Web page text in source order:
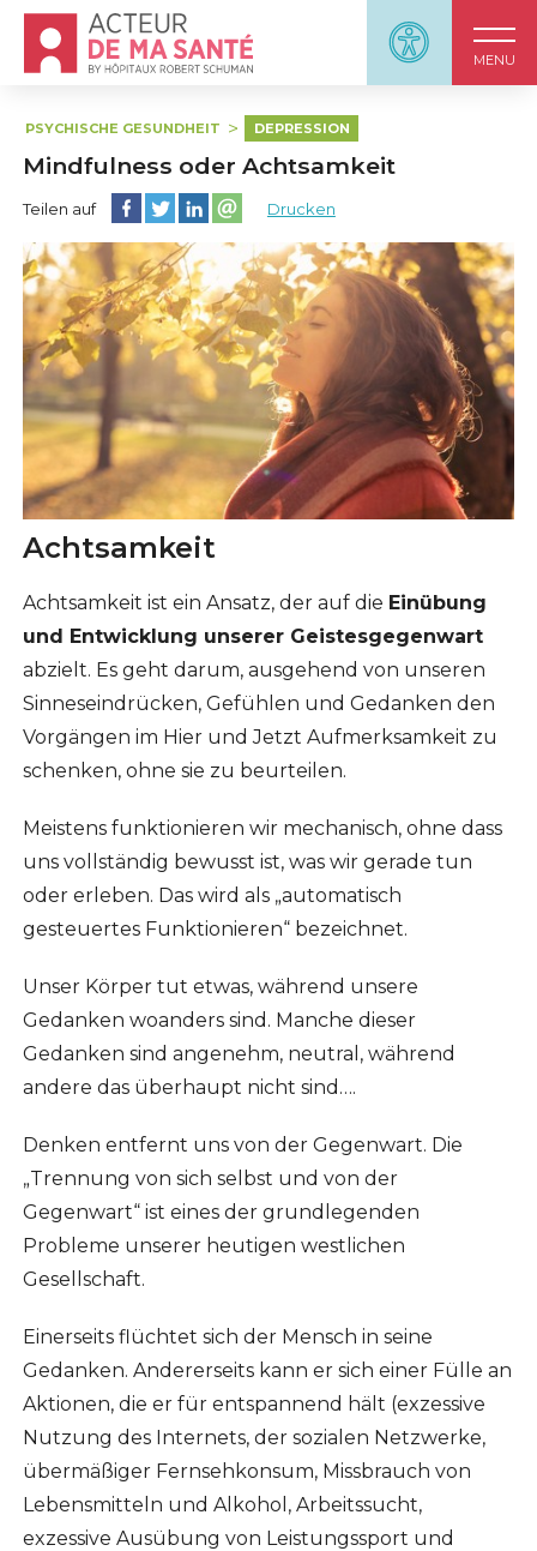
Panneau
MENU
Accueil - Acteur de ma santé, by HôpitauxRobert
PSYCHISCHE GESUNDHEIT DEPRESSION
Mindfulness oder Achtsamkeit
Teilen auf Diese Seite auf Facebook teilen
Diese Seite auf Twitter teilen
Diese Seite auf LinkedIn teilen
Partager cette page sur email
Drucken
Achtsamkeit
Achtsamkeit ist ein Ansatz, der auf die Einübung
und Entwicklung unserer Geistesgegenwart
abzielt. Es geht darum, ausgehend von unseren
Sinneseindrücken, Gefühlen und Gedanken den
Vorgängen im Hier und Jetzt Aufmerksamkeit zu
schenken, ohne sie zu beurteilen.
Meistens funktionieren wir mechanisch, ohne dass
uns vollständig bewusst ist, was wir gerade tun
oder erleben. Das wird als „automatisch
gesteuertes Funktionieren“ bezeichnet.
Unser Körper tut etwas, während unsere
Gedanken woanders sind. Manche dieser
Gedanken sind angenehm, neutral, während
andere das überhaupt nicht sind….
Denken entfernt uns von der Gegenwart. Die
„Trennung von sich selbst und von der
Gegenwart“ ist eines der grundlegenden
Probleme unserer heutigen westlichen
Gesellschaft.
Einerseits flüchtet sich der Mensch in seine
Gedanken. Andererseits kann er sich einer Fülle an
Aktionen, die er für entspannend hält (exzessive
Nutzung des Internets, der sozialen Netzwerke,
übermäßiger Fernsehkonsum, Missbrauch von
Lebensmitteln und Alkohol, Arbeitssucht,
exzessive Ausübung von Leistungssport und